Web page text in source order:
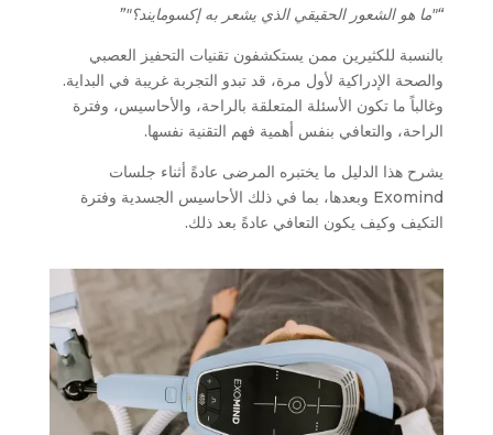
“"ما هو الشعور الحقيقي الذي يشعر به إكسومايند؟"”
بالنسبة للكثيرين ممن يستكشفون تقنيات التحفيز العصبي
والصحة الإدراكية لأول مرة، قد تبدو التجربة غريبة في البداية.
وغالباً ما تكون الأسئلة المتعلقة بالراحة، والأحاسيس، وفترة
الراحة، والتعافي بنفس أهمية فهم التقنية نفسها.
يشرح هذا الدليل ما يختبره المرضى عادةً أثناء جلسات
Exomind وبعدها، بما في ذلك الأحاسيس الجسدية وفترة
التكيف وكيف يكون التعافي عادةً بعد ذلك.